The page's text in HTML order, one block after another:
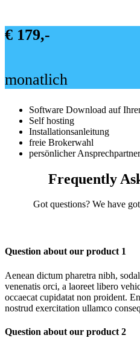
€ 179,-
monatlich
Software Download auf
Self hosting
Installationsanleitung
freie Brokerwahl
persönlicher Ansprechpartner
Frequently
Got questions? We have
Question about our product 1
Aenean dictum pharetra nibh,
venenatis orci, a laoreet libero
occaecat cupidatat non proident.
nostrud exercitation ullamco
Question about our product 2